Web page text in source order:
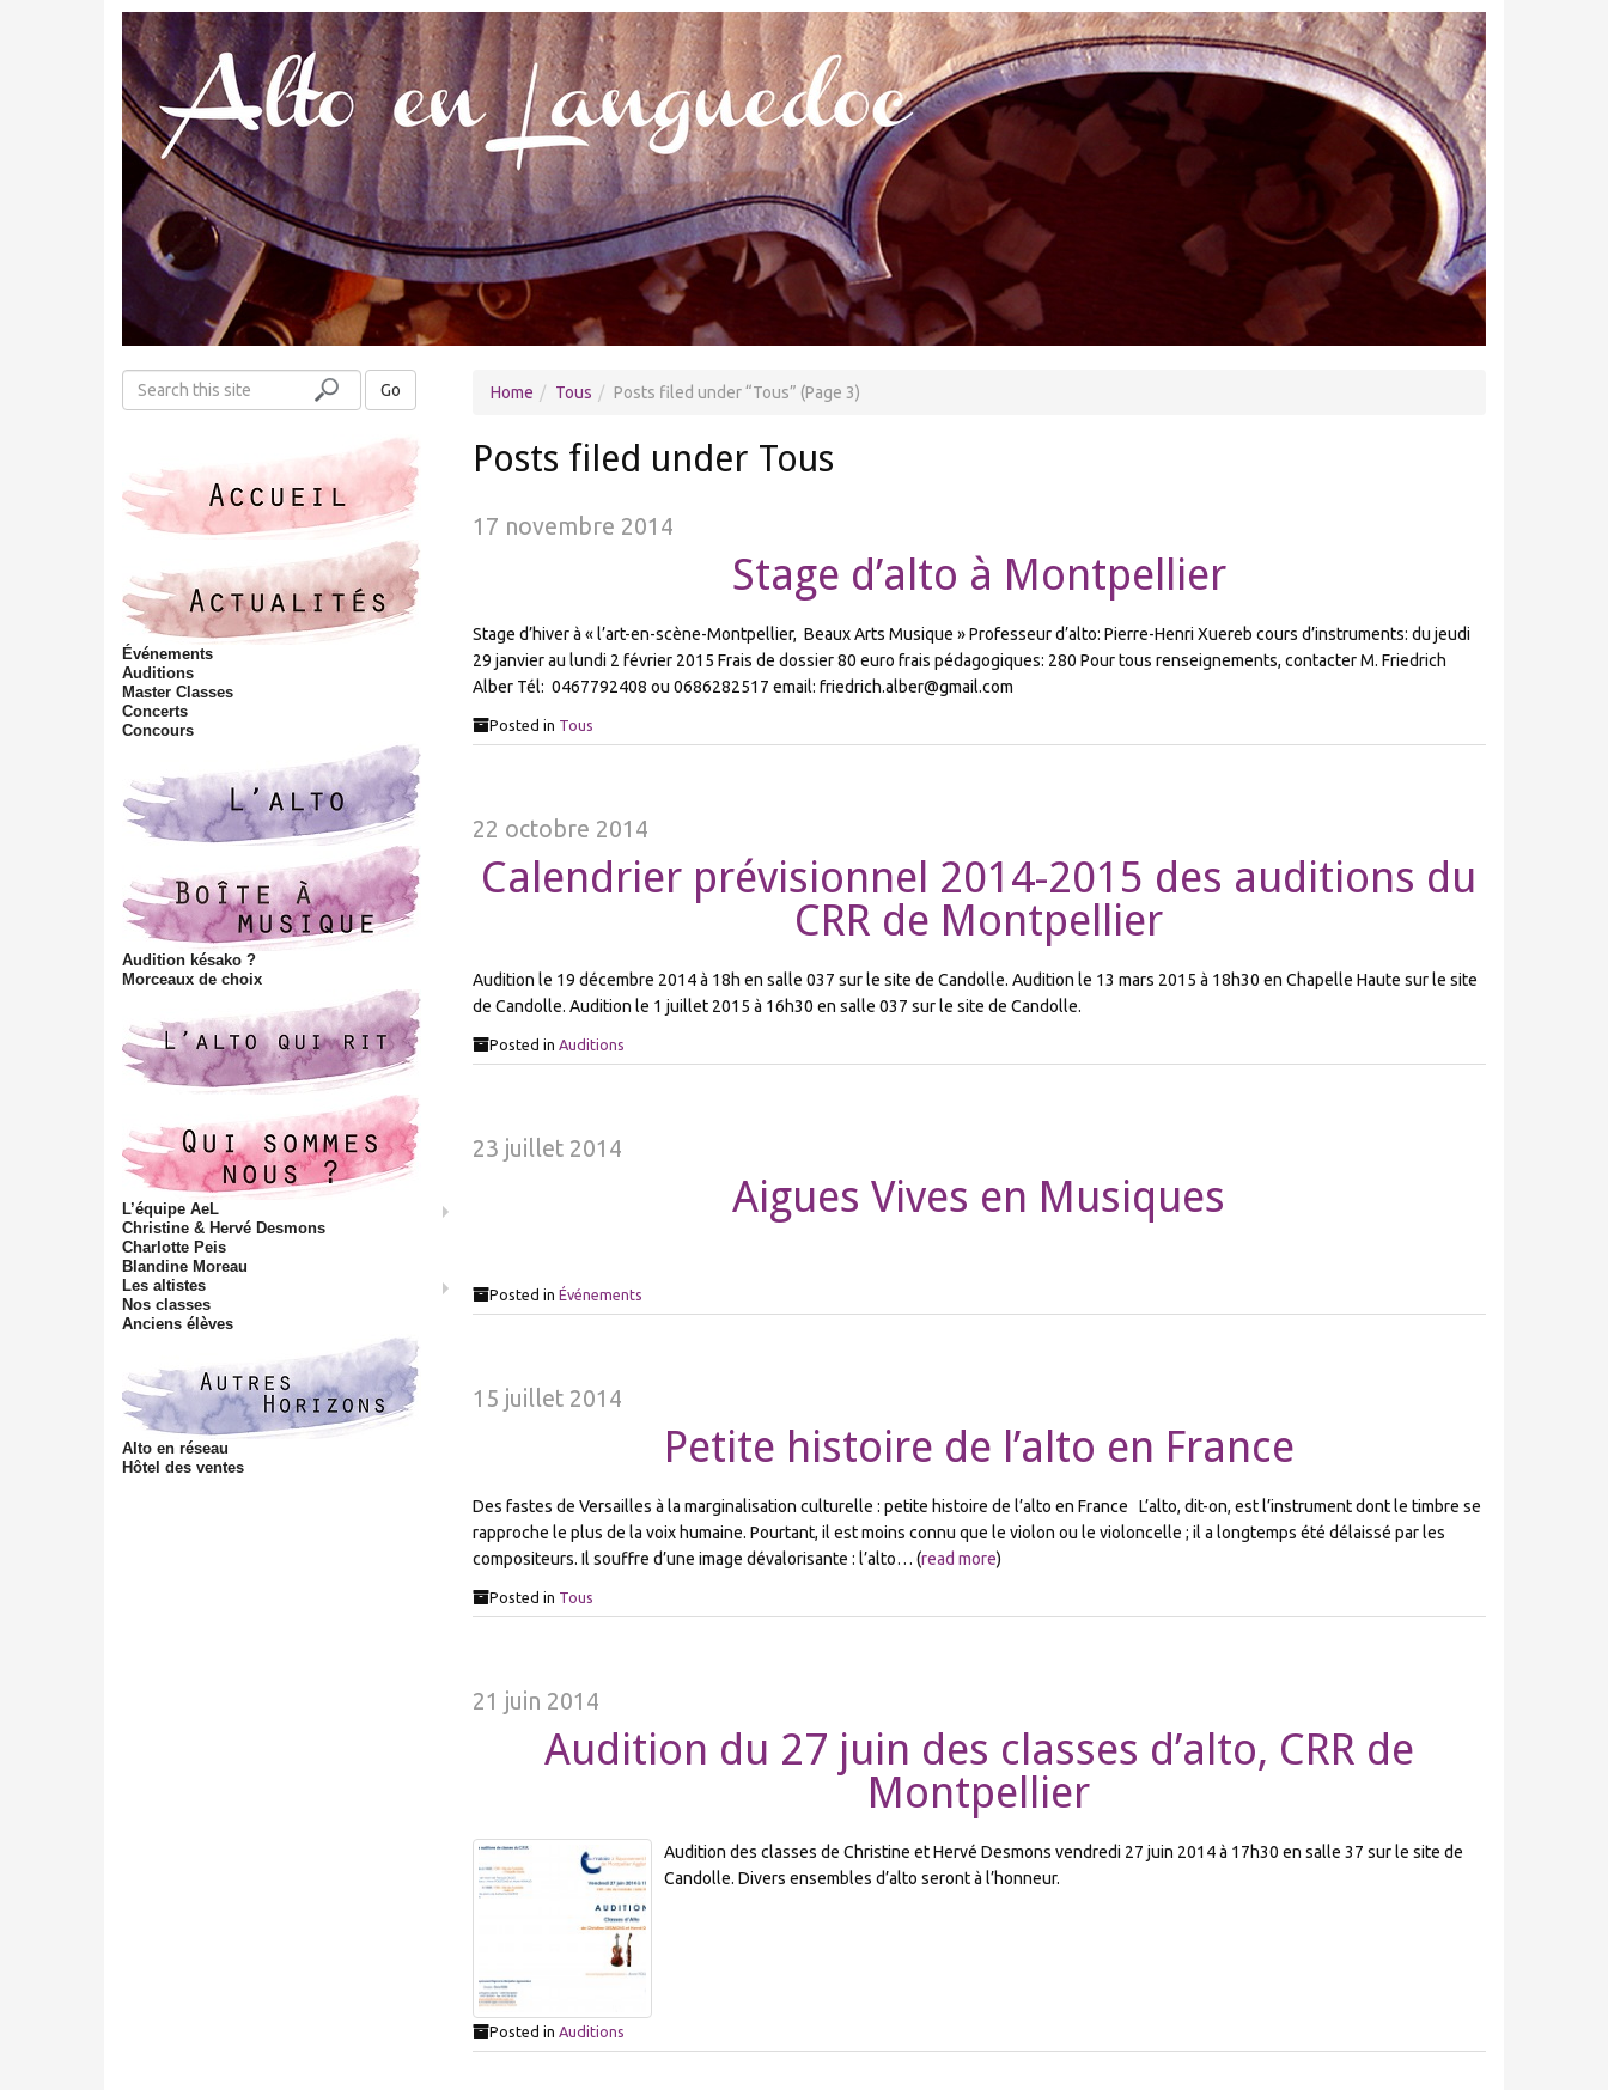
Home Tous Posts filed under Tous (Page 3)
Posts filed under Tous
17 novembre 2014
Stage d’alto à Montpellier
Stage d’hiver à « l’art-en-scène-Montpellier, Beaux Arts Musique » Professeur d’alto: Pierre-Henri Xuereb cours d’instruments: du jeudi
29 janvier au lundi 2 février 2015 Frais de dossier 80 euro frais pédagogiques: 280 Pour tous renseignements, contacter M. Friedrich
Alber Tél: 0467792408 ou 0686282517 email: friedrich.alber@gmail.com
Posted in Tous
22 octobre 2014
Calendrier prévisionnel 2014-2015 des auditions du
CRR de Montpellier
Audition le 19 décembre 2014 à 18h en salle 037 sur le site de Candolle. Audition le 13 mars 2015 à 18h30 en Chapelle Haute sur le site
de Candolle. Audition le 1 juillet 2015 à 16h30 en salle 037 sur le site de Candolle.
Posted in Auditions
23 juillet 2014
Aigues Vives en Musiques
Posted in Événements
15 juillet 2014
Petite histoire de l’alto en France
Des fastes de Versailles à la marginalisation culturelle : petite histoire de l’alto en France L’alto, dit-on, est l’instrument dont le timbre se
rapproche le plus de la voix humaine. Pourtant, il est moins connu que le violon ou le violoncelle ; il a longtemps été délaissé par les
compositeurs. Il souffre d’une image dévalorisante : l’alto… (read more)
Posted in Tous
21 juin 2014
Audition du 27 juin des classes d’alto, CRR de
Montpellier
Audition des classes de Christine et Hervé Desmons vendredi 27 juin 2014 à 17h30 en salle 37 sur le site de
Candolle. Divers ensembles d’alto seront à l’honneur.
Posted in Auditions
e
c
h
i
s
s
i
t
e
Go
Événements
Auditions
Master Classes
Concerts
Concours
Audition késako ?
Morceaux de choix
L’équipe AeL
Christine & Hervé Desmons
Charlotte Peis
Blandine Moreau
Les altistes
Nos classes
Anciens élèves
Alto en réseau
Hôtel des ventes